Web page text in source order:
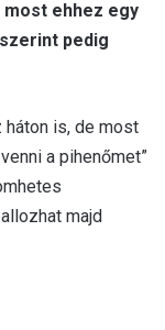
ehhez egy
pedig
háton is, de most
a pihenőmet”
majd